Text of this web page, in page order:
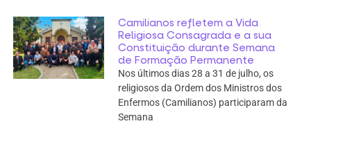
Camilianos refletem a Vida
Religiosa Consagrada e a sua
Constituição durante Semana
de Formação Permanente
Nos últimos dias 28 a 31 de julho, os
religiosos da Ordem dos Ministros dos
Enfermos (Camilianos) participaram da
Semana